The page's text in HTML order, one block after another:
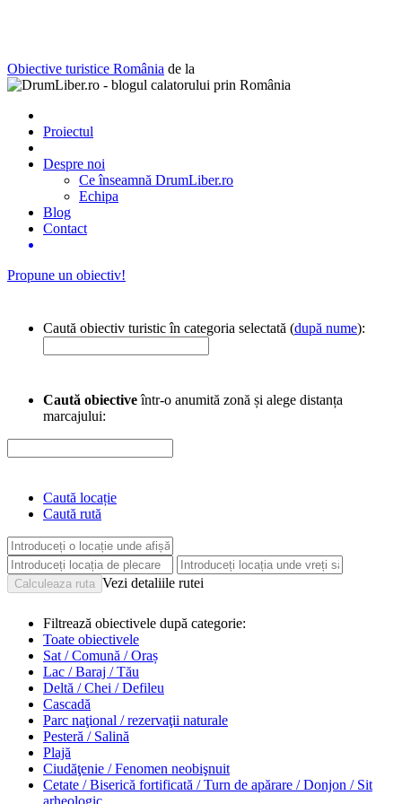
Obiective turistice România de la
Proiectul
Despre noi
Ce înseamnă DrumLiber.ro
Echipa
Blog
Contact
Propune un obiectiv!
Caută obiectiv turistic în categoria selectată (după nume):
Caută obiectiveîntr-o anumită zonă și alege distanța
marcajului:
Caută locație
Caută rută
Vezi detaliile rutei
Filtrează obiectivele după categorie:
Toate obiectivele
Sat / Comună / Oraș
Lac / Baraj / Tău
Deltă / Chei / Defileu
Cascadă
Parc naţional / rezervaţii naturale
Pesteră / Salină
Plajă
Ciudăţenie / Fenomen neobişnuit
Cetate / Biserică fortificată / Turn de apărare / Donjon / Sit
arheologic